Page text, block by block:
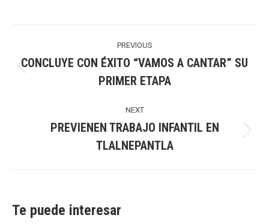
PREVIOUS
post:
CONCLUYE CON ÉXITO “VAMOS A CANTAR” SU
PRIMER ETAPA
NEXT
post:
PREVIENEN TRABAJO INFANTIL EN
TLALNEPANTLA
Te puede interesar